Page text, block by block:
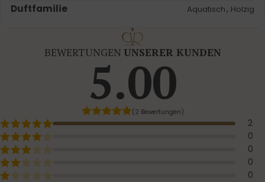
Duftfamilie Aquatisch, Holzig
BEWERTUNGEN UNSERER KUNDEN
5.00
(2 Bewertungen)
2
0
0
0
0